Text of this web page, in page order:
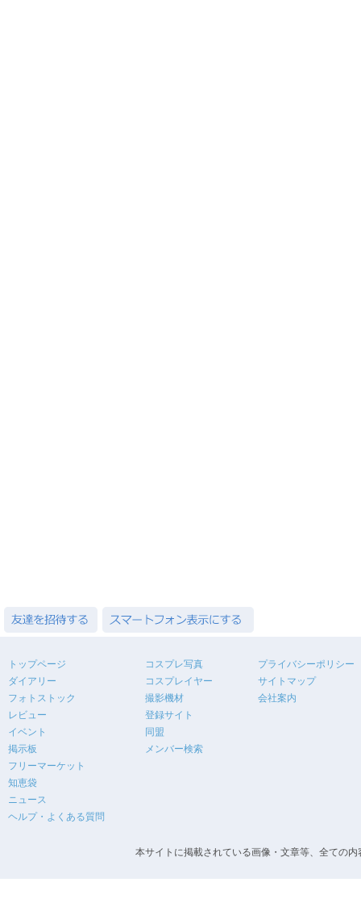
トップページ
ダイアリー
フォトストック
レビュー
イベント
掲示板
フリーマーケット
知恵袋
ニュース
ヘルプ・よくある質問
コスプレ写真
コスプレイヤー
撮影機材
登録サイト
同盟
メンバー検索
プライバシーポリシー
サイトマップ
会社案内
本サイトに掲載されている画像・文章等、全ての